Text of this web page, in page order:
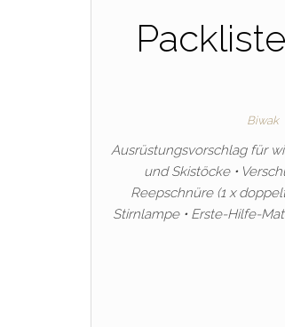
Biwak
Ausrüstungsvorschlag für
und Skistöcke •
Reepschnüre (1 x
Stirnlampe • Erste-Hilfe-